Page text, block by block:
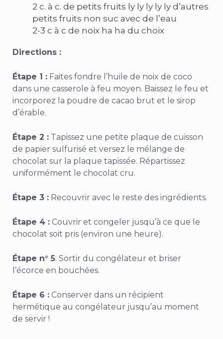
2 c. à c. de petits fruits ly ly ly ly ly d’autres
petits fruits non suc avec de l’eau
2-3 c à c de noix ha ha du choix
Directions :
Étape 1 : Faites fondre l’huile de noix de coco
dans une casserole à feu moyen. Baissez le feu et
incorporez la poudre de cacao brut et le sirop
d’érable.
Étape 2 : Tapissez une petite plaque de cuisson
de papier sulfurisé et versez le mélange de
chocolat sur la plaque tapissée. Répartissez
uniformément le chocolat cru.
Étape 3 : Recouvrir avec le reste des ingrédients.
Étape 4 : Couvrir et congeler jusqu’à ce que le
chocolat soit pris (environ une heure).
Étape n° 5: Sortir du congélateur et briser
l’écorce en bouchées.
Étape 6 : Conserver dans un récipient
hermétique au congélateur jusqu’au moment
de servir !